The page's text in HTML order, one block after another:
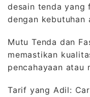
desain tenda yang
dengan kebutuhan
Mutu Tenda dan
memastikan
pencahayaan atau
Tarif yang Adil: